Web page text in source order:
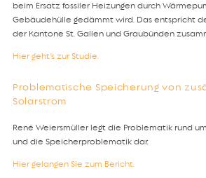
beim Ersatz fossiler Heizungen durch
Gebäudehülle gedämmt wird. Das entspricht
der Kantone St. Gallen und Graubünden
Hier geht’s zur Studie.
Problematische Speicherung von
Solarstrom
René Weiersmüller legt die Problematik rund
und die Speicherproblematik dar.
Hier gelangen Sie zum Bericht.